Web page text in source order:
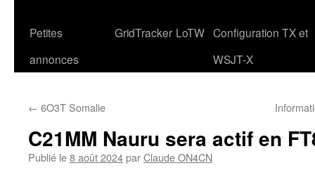
Petites
annonces
GridTracker LoTW Configuration TX et
WSJT-X
← 6O3T Somalie
C21MM Nauru sera actif en
Publié le8 août 2024parClaude ON4CN